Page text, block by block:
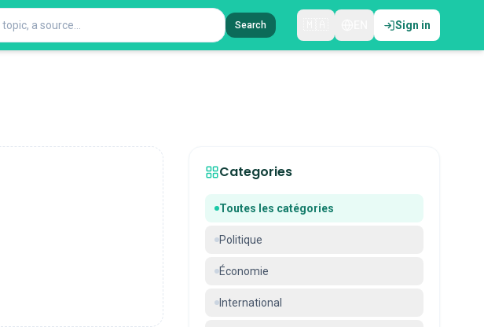
Search Sign in
Categories
Toutes les catégories
Politique
Économie
International